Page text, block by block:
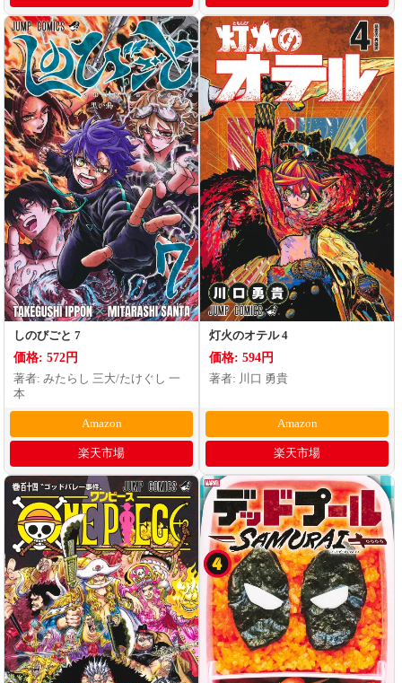
しのびごと 7
価格: 572円
著者: みたらし 三大/たけぐし 一
本
Amazon
楽天市場
灯火のオテル 4
価格: 594円
著者: 川口 勇貴
Amazon
楽天市場